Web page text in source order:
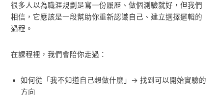
很多人以為職涯規劃是寫一份履歷、做個測驗就好，但我們
相信，它應該是一段幫助你重新認識自己、建立選擇邏輯的
過程。
在課程裡，我們會陪你走過：
如何從「我不知道自己想做什麼」→ 找到可以開始實驗的
方向